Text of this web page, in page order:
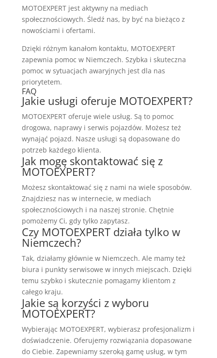
MOTOEXPERT jest aktywny na mediach
społecznościowych. Śledź nas, by być na bieżąco z
nowościami i ofertami.
Dzięki różnym kanałom kontaktu, MOTOEXPERT
zapewnia pomoc w Niemczech. Szybka i skuteczna
pomoc w sytuacjach awaryjnych jest dla nas
priorytetem.
FAQ
Jakie usługi oferuje MOTOEXPERT?
MOTOEXPERT oferuje wiele usług. Są to pomoc
drogowa, naprawy i serwis pojazdów. Możesz też
wynająć pojazd. Nasze usługi są dopasowane do
potrzeb każdego klienta.
Jak mogę skontaktować się z
MOTOEXPERT?
Możesz skontaktować się z nami na wiele sposobów.
Znajdziesz nas w internecie, w mediach
społecznościowych i na naszej stronie. Chętnie
pomożemy Ci, gdy tylko zapytasz.
Czy MOTOEXPERT działa tylko w
Niemczech?
Tak, działamy głównie w Niemczech. Ale mamy też
biura i punkty serwisowe w innych miejscach. Dzięki
temu szybko i skutecznie pomagamy klientom z
całego kraju.
Jakie są korzyści z wyboru
MOTOEXPERT?
Wybierając MOTOEXPERT, wybierasz profesjonalizm i
doświadczenie. Oferujemy rozwiązania dopasowane
do Ciebie. Zapewniamy szeroką gamę usług, w tym